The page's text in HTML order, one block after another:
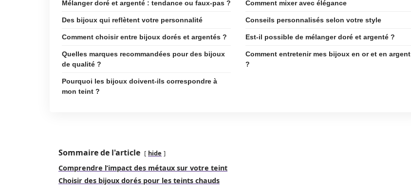
Mélanger doré et argenté : tendance ou faux-pas ? Comment mixer avec élégance
Des bijoux qui reflètent votre personnalité Conseils personnalisés selon votre style
Comment choisir entre bijoux dorés et argentés ? Est-il possible de mélanger doré et argenté ?
Quelles marques recommandées pour des bijoux
de qualité ?
Comment entretenir mes bijoux en or et en argent
?
Pourquoi les bijoux doivent-ils correspondre à
mon teint ?
Sommaire de l'article hide
Comprendre l’impact des métaux sur votre teint
Choisir des bijoux dorés pour les teints chauds